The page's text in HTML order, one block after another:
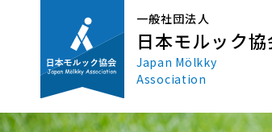
一般社団法人
日本モルック協
Japan Mölkky
Association